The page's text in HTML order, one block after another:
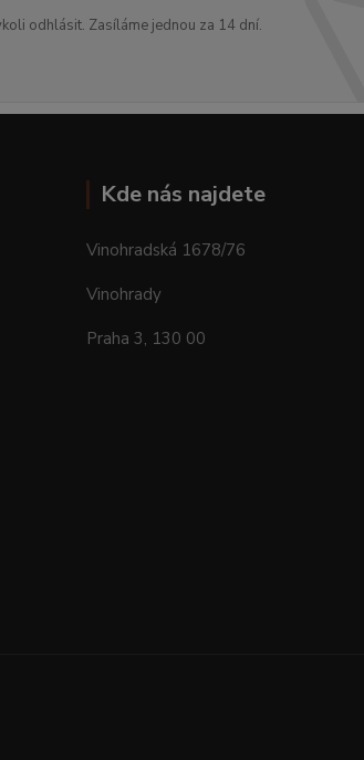
odhlásit. Zasíláme jednou za 14 dní.
Kde nás najdete
Vinohradská 1678/76
Vinohrady
Praha 3, 130 00